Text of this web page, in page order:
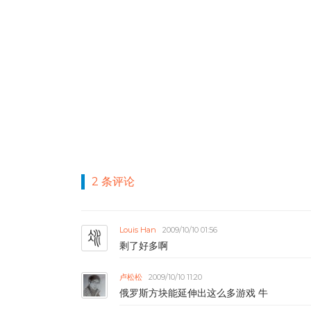
2 条评论
Louis Han 2009/10/10 01:56
剩了好多啊
卢松松 2009/10/10 11:20
俄罗斯方块能延伸出这么多游戏 牛